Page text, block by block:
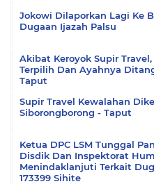
Jokowi Dilaporkan Lagi Ke
Dugaan Ijazah Palsu
Akibat Keroyok Supir
Terpilih Dan Ayahnya
Taput
Supir Travel Kewalahan
Siborongborong - Taput
Ketua DPC LSM Tunggal
Disdik Dan Inspektorat
Menindaklanjuti Terkait
173399 Sihite